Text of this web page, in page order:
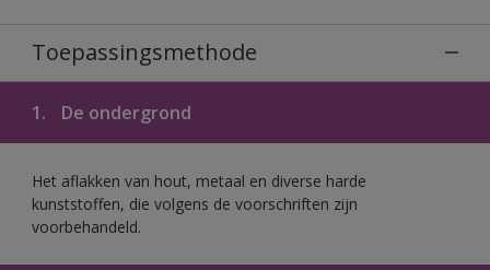
Toepassingsmethode
1. De ondergrond
Het aflakken van hout, metaal en diverse harde
kunststoffen, die volgens de voorschriften zijn
voorbehandeld.